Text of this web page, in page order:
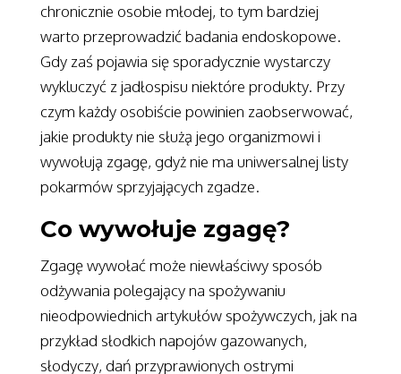
chronicznie osobie młodej, to tym bardziej
warto przeprowadzić badania endoskopowe.
Gdy zaś pojawia się sporadycznie wystarczy
wykluczyć z jadłospisu niektóre produkty. Przy
czym każdy osobiście powinien zaobserwować,
jakie produkty nie służą jego organizmowi i
wywołują zgagę, gdyż nie ma uniwersalnej listy
pokarmów sprzyjających zgadze.
Co wywołuje zgagę?
Zgagę wywołać może niewłaściwy sposób
odżywania polegający na spożywaniu
nieodpowiednich artykułów spożywczych, jak na
przykład słodkich napojów gazowanych,
słodyczy, dań przyprawionych ostrymi